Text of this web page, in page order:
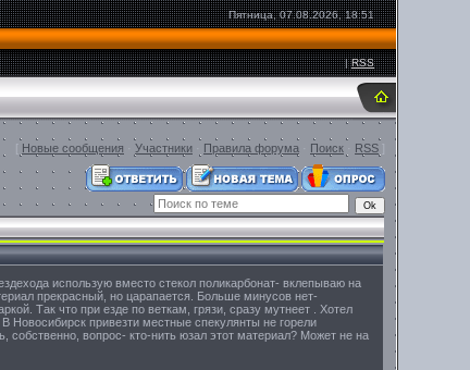
Пятница, 07.08.2026, 18:51
|RSS
[ Новые сообщения Участники Правила форума Поиск RSS ]
использую вместо стекол поликарбонат- вклепываю на
прекрасный, но царапается. Больше минусов нет-
Так что при езде по веткам, грязи, сразу мутнеет . Хотел
Новосибирск привезти местные спекулянты не горели
собственно, вопрос- кто-нить юзал этот материал? Может не на